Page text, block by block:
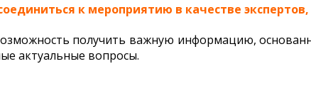
к мероприятию в качестве
получить важную информацию,
актуальные вопросы.